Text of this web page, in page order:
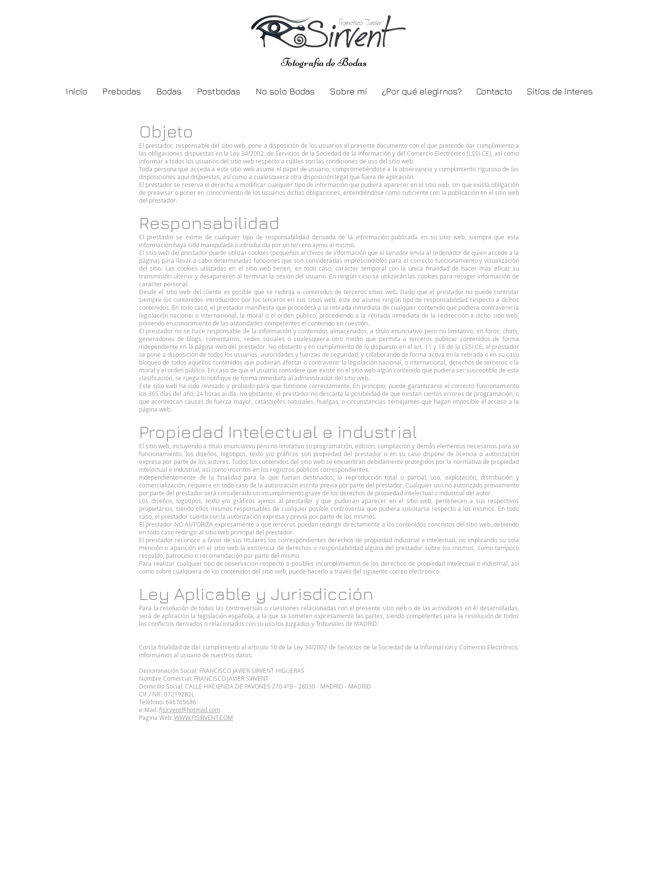
Fotografía de Bodas
Inicio Prebodas Bodas Postbodas No solo Bodas Sobre mí ¿Por qué elegirnos? Contacto Sitios de interes
Objeto
El prestador, responsable del sitio web, pone a disposición de los usuarios el presente documento con el que pretende dar cumplimiento a
las obligaciones dispuestas en la Ley 34/2002, de Servicios de la Sociedad de la Información y del Comercio Electrónico (LSSI-CE), así como
informar a todos los usuarios del sitio web respecto a cuáles son las condiciones de uso del sitio web.
Toda persona que acceda a este sitio web asume el papel de usuario, comprometiéndose a la observancia y cumplimiento riguroso de las
disposiciones aquí dispuestas, así como a cualesquiera otra disposición legal que fuera de aplicación.
El prestador se reserva el derecho a modificar cualquier tipo de información que pudiera aparecer en el sitio web, sin que exista obligación
de preavisar o poner en conocimiento de los usuarios dichas obligaciones, entendiéndose como suficiente con la publicación en el sitio web
del prestador.
Responsabilidad
El prestador se exime de cualquier tipo de responsabilidad derivada de la información publicada en su sitio web, siempre que esta
información haya sido manipulada o introducida por un tercero ajeno al mismo.
El sitio web del prestador puede utilizar cookies (pequeños archivos de información que el servidor envía al ordenador de quien accede a la
página) para llevar a cabo determinadas funciones que son consideradas imprescindibles para el correcto funcionamiento y visualización
del sitio. Las cookies utilizadas en el sitio web tienen, en todo caso, carácter temporal con la única finalidad de hacer más eficaz su
transmisión ulterior y desaparecen al terminar la sesión del usuario. En ningún caso se utilizarán las cookies para recoger información de
carácter personal.
Desde el sitio web del cliente es posible que se redirija a contenidos de terceros sitios web. Dado que el prestador no puede controlar
siempre los contenidos introducidos por los terceros en sus sitios web, éste no asume ningún tipo de responsabilidad respecto a dichos
contenidos. En todo caso, el prestador manifiesta que procederá a la retirada inmediata de cualquier contenido que pudiera contravenir la
legislación nacional o internacional, la moral o el orden público, procediendo a la retirada inmediata de la redirección a dicho sitio web,
poniendo en conocimiento de las autoridades competentes el contenido en cuestión.
El prestador no se hace responsable de la información y contenidos almacenados, a título enunciativo pero no limitativo, en foros, chats,
generadores de blogs, comentarios, redes sociales o cualesquiera otro medio que permita a terceros publicar contenidos de forma
independiente en la página web del prestador. No obstante y en cumplimiento de lo dispuesto en el art. 11 y 16 de la LSSI-CE, el prestador
se pone a disposición de todos los usuarios, autoridades y fuerzas de seguridad, y colaborando de forma activa en la retirada o en su caso
bloqueo de todos aquellos contenidos que pudieran afectar o contravenir la legislación nacional, o internacional, derechos de terceros o la
moral y el orden público. En caso de que el usuario considere que existe en el sitio web algún contenido que pudiera ser susceptible de esta
clasificación, se ruega lo notifique de forma inmediata al administrador del sitio web.
Este sitio web ha sido revisado y probado para que funcione correctamente. En principio, puede garantizarse el correcto funcionamiento
los 365 días del año, 24 horas al día. No obstante, el prestador no descarta la posibilidad de que existan ciertos errores de programación, o
que acontezcan causas de fuerza mayor, catástrofes naturales, huelgas, o circunstancias semejantes que hagan imposible el acceso a la
página web.
Propiedad Intelectual e industrial
El sitio web, incluyendo a título enunciativo pero no limitativo su programación, edición, compilación y demás elementos necesarios para su
funcionamiento, los diseños, logotipos, texto y/o gráficos son propiedad del prestador o en su caso dispone de licencia o autorización
expresa por parte de los autores. Todos los contenidos del sitio web se encuentran debidamente protegidos por la normativa de propiedad
intelectual e industrial, así como inscritos en los registros públicos correspondientes.
Independientemente de la finalidad para la que fueran destinados, la reproducción total o parcial, uso, explotación, distribución y
comercialización, requiere en todo caso de la autorización escrita previa por parte del prestador. Cualquier uso no autorizado previamente
por parte del prestador será considerado un incumplimiento grave de los derechos de propiedad intelectual o industrial del autor.
Los diseños, logotipos, texto y/o gráficos ajenos al prestador y que pudieran aparecer en el sitio web, pertenecen a sus respectivos
propietarios, siendo ellos mismos responsables de cualquier posible controversia que pudiera suscitarse respecto a los mismos. En todo
caso, el prestador cuenta con la autorización expresa y previa por parte de los mismos.
El prestador NO AUTORIZA expresamente a que terceros puedan redirigir directamente a los contenidos concretos del sitio web, debiendo
en todo caso redirigir al sitio web principal del prestador.
El prestador reconoce a favor de sus titulares los correspondientes derechos de propiedad industrial e intelectual, no implicando su sola
mención o aparición en el sitio web la existencia de derechos o responsabilidad alguna del prestador sobre los mismos, como tampoco
respaldo, patrocinio o recomendación por parte del mismo.
Para realizar cualquier tipo de observación respecto a posibles incumplimientos de los derechos de propiedad intelectual o industrial, así
como sobre cualquiera de los contenidos del sitio web, puede hacerlo a través del siguiente correo electrónico.
Ley Aplicable y Jurisdicción
Para la resolución de todas las controversias o cuestiones relacionadas con el presente sitio web o de las actividades en él desarrolladas,
será de aplicación la legislación española, a la que se someten expresamente las partes, siendo competentes para la resolución de todos
los conflictos derivados o relacionados con su uso los Juzgados y Tribunales de MADRID.
Con la finalidad de dar cumplimiento al articulo 10 de la Ley 34/2002 de Servicios de la Sociedad de la Información y Comercio Electrónico,
informamos al usuario de nuestros datos:
Denominación Social: FRANCISCO JAVIER SIRVENT HIGUERAS
Nombre Comercial: FRANCISCO JAVIER SIRVENT
Domicilio Social: CALLE HACIENDA DE PAVONES 270 4ºB - 28030 - MADRID - MADRID
CIF / NIF: 07219282L
Teléfono: 646765686
e-Mail: fjsirvent@hotmail.com
Pagina Web: WWW.FJSIRVENT.COM